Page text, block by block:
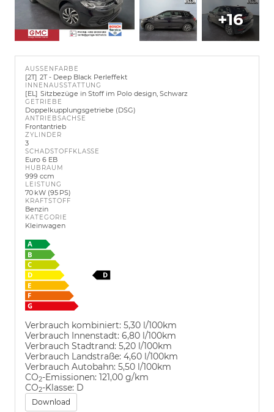
+16
AUSSENFARBE
2T 2T - Deep Black Perleffekt
INNENAUSSTATTUNG
EL Sitzbezüge in Stoff im Polo design, Schwarz
GETRIEBE
Doppelkupplungsgetriebe (DSG)
ANTRIEBSACHSE
Frontantrieb
ZYLINDER
3
SCHADSTOFFKLASSE
Euro 6 EB
HUBRAUM
999 ccm
LEISTUNG
70 kW (95 PS)
KRAFTSTOFF
Benzin
KATEGORIE
Kleinwagen
Verbrauch kombiniert: 5,30 l/100km
Verbrauch Innenstadt: 6,80 l/100km
Verbrauch Stadtrand: 5,20 l/100km
Verbrauch Landstraße: 4,60 l/100km
Verbrauch Autobahn: 5,50 l/100km
CO2-Emissionen: 121,00 g/km
CO2-Klasse: D
Download